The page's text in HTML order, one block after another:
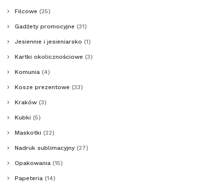
Filcowe (25)
Gadżety promocyjne (31)
Jesiennie i jesieniarsko (1)
Kartki okolicznościowe (3)
Komunia (4)
Kosze prezentowe (33)
Kraków (3)
Kubki (5)
Maskotki (22)
Nadruk sublimacyjny (27)
Opakowania (15)
Papeteria (14)